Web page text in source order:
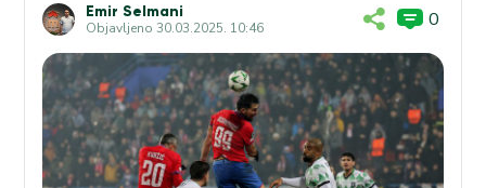
Emir Selmani
Objavljeno30.03.2025. 10:46 0